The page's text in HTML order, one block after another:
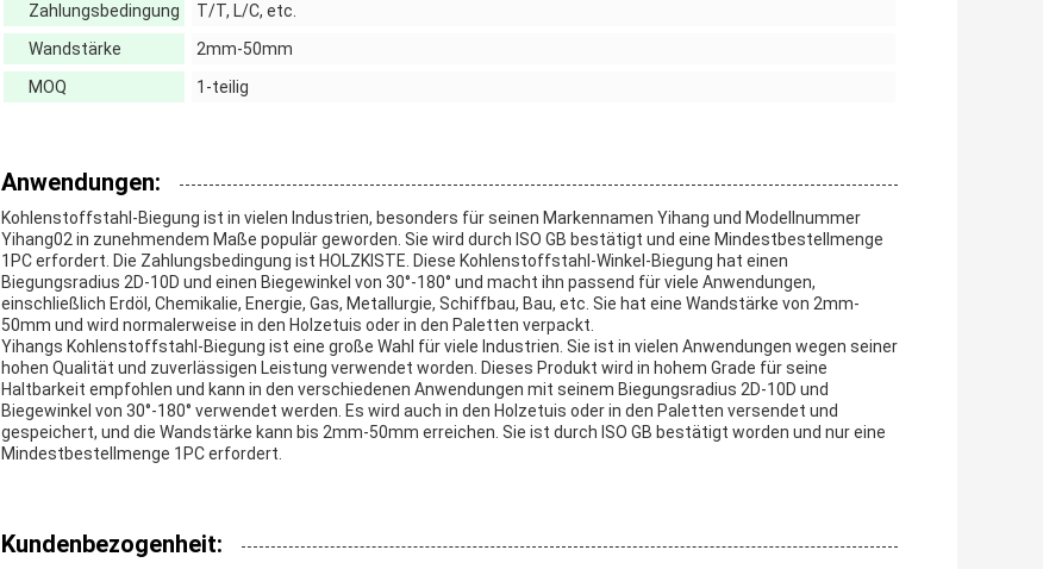
Zahlungsbedingung
T/T, L/C, etc.
Wandstärke
2mm-50mm
MOQ
1-teilig
Anwendungen:
Kohlenstoffstahl-Biegung ist in vielen Industrien, besonders für seinen Markennamen Yihang und Modellnummer
Yihang02 in zunehmendem Maße populär geworden. Sie wird durch ISO GB bestätigt und eine Mindestbestellmenge
1PC erfordert. Die Zahlungsbedingung ist HOLZKISTE. Diese Kohlenstoffstahl-Winkel-Biegung hat einen
Biegungsradius 2D-10D und einen Biegewinkel von 30°-180° und macht ihn passend für viele Anwendungen,
einschließlich Erdöl, Chemikalie, Energie, Gas, Metallurgie, Schiffbau, Bau, etc. Sie hat eine Wandstärke von 2mm-
50mm und wird normalerweise in den Holzetuis oder in den Paletten verpackt.
Yihangs Kohlenstoffstahl-Biegung ist eine große Wahl für viele Industrien. Sie ist in vielen Anwendungen wegen seiner
hohen Qualität und zuverlässigen Leistung verwendet worden. Dieses Produkt wird in hohem Grade für seine
Haltbarkeit empfohlen und kann in den verschiedenen Anwendungen mit seinem Biegungsradius 2D-10D und
Biegewinkel von 30°-180° verwendet werden. Es wird auch in den Holzetuis oder in den Paletten versendet und
gespeichert, und die Wandstärke kann bis 2mm-50mm erreichen. Sie ist durch ISO GB bestätigt worden und nur eine
Mindestbestellmenge 1PC erfordert.
Kundenbezogenheit: